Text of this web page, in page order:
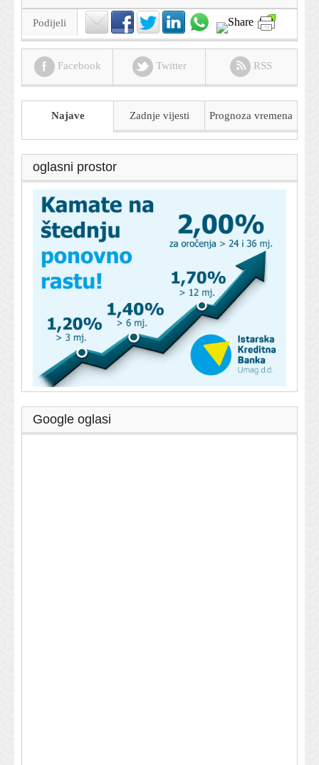
Podijeli
Facebook Twitter RSS
Najave Zadnje vijesti Prognoza vremena
oglasni prostor
Google oglasi